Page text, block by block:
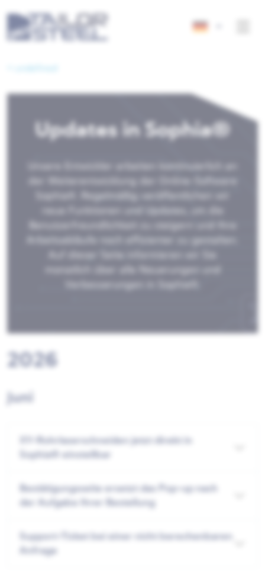
Updates in Sophia®
2026
Juni
XY-Rohrlaserschneiden jetzt direkt in
Sophia® einstellbar
Bestätigungsseite ersetzt das Pop-up nach
der Aufgabe Ihrer Bestellung
Support-Ticket bei einer nicht berechenbaren
Anfrage